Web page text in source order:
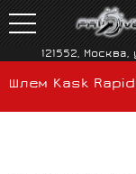
121552,
Шлем Kask